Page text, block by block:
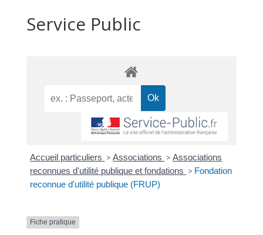
Service Public
Accueil particuliers > Associations > Associations
reconnues d'utilité publique et fondations > Fondation
reconnue d'utilité publique (FRUP)
Fiche pratique